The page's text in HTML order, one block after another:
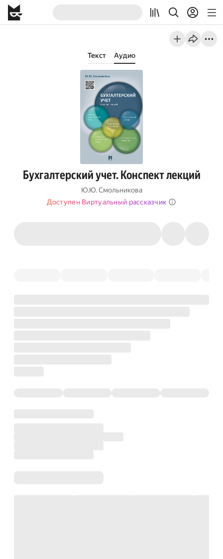
Текст Аудио
Бухгалтерский учет. Конспект лекций
Ю.Ю. Смольникова
Доступен Виртуальный рассказчик